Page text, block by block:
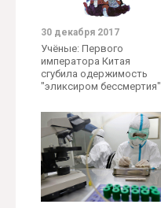
30 декабря 2017
Учёные: Первого
императора Китая
сгубила одержимость
"эликсиром бессмертия"